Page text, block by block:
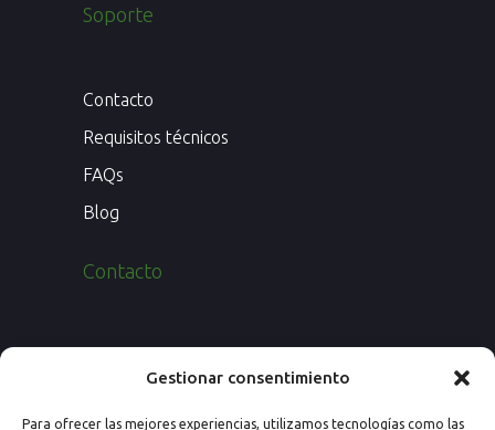
Gestionar consentimiento
Para ofrecer las mejores experiencias, utilizamos tecnologías como las
Soporte
Contacto
Requisitos técnicos
FAQs
Blog
Contacto